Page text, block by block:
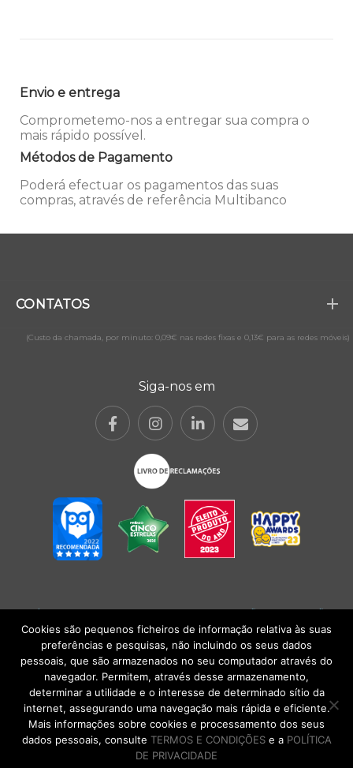
Envio e entrega
Comprometemo-nos a entregar sua compra o
mais rápido possível.
Métodos de Pagamento
Poderá efectuar os pagamentos das suas
compras, através de referência Multibanco
CONTATOS
(Custo da chamada, por minuto: 0,09€ nas redes fixas e 0,13€ para as redes móveis)
Siga-nos em
POLÍTICA DE PRIVACIDADE|TERMOS E CONDIÇÕESlCONDIÇÕES
GERAIS DE VENDA| Alberto Oculista, SA 2026. Todos os direitos reservados.
Cookies são pequenos ficheiros de informação relativa às suas
preferências e pesquisas, não incluindo os seus dados
pessoais, que são armazenados no seu computador através do
navegador. Permitem, através desse armazenamento,
determinar a utilidade e o interesse de determinado sítio da
internet, assegurando uma navegação mais rápida e eficiente.
Mais informações sobre cookies e processamento dos seus
dados pessoais, consulte TERMOS E CONDIÇÕESe a POLÍTICA
DE PRIVACIDADE